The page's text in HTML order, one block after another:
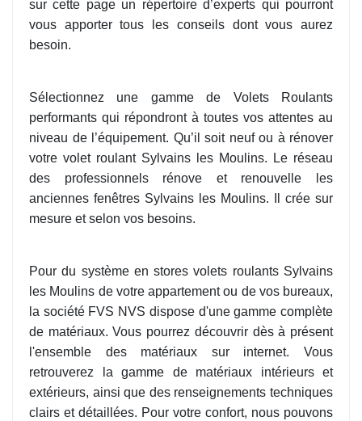
sur cette page un répertoire d’experts qui pourront
vous apporter tous les conseils dont vous aurez
besoin.
Sélectionnez une gamme de Volets Roulants
performants qui répondront à toutes vos attentes au
niveau de l’équipement. Qu’il soit neuf ou à rénover
votre volet roulant Sylvains les Moulins. Le réseau
des professionnels rénove et renouvelle les
anciennes fenêtres Sylvains les Moulins. Il crée sur
mesure et selon vos besoins.
Pour du système en stores volets roulants Sylvains
les Moulins de votre appartement ou de vos bureaux,
la société FVS NVS dispose d'une gamme complète
de matériaux. Vous pourrez découvrir dès à présent
l'ensemble des matériaux sur internet. Vous
retrouverez la gamme de matériaux intérieurs et
extérieurs, ainsi que des renseignements techniques
clairs et détaillées. Pour votre confort, nous pouvons